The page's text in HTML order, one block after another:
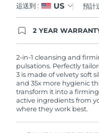
运送到 : US 預計
2 YEAR
issues within 2-year
replace your
2-in-1 cleansing and
pulsations. Perfectly
3 is made of velvety soft
and 35x more hygienic
transform it into a
active ingredients from
where they work best.